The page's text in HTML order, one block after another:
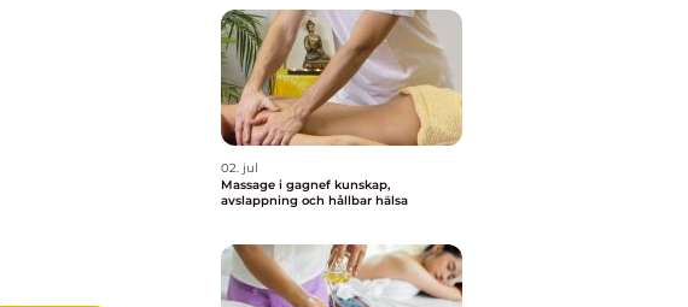
02. jul
Massage i gagnef kunskap,
avslappning och hållbar hälsa